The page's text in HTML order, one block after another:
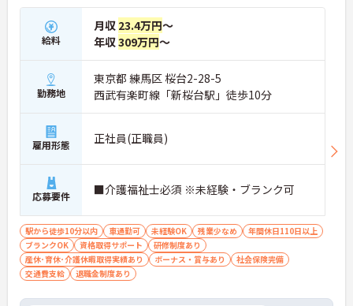
＜お持ちの資格や経験を正当に評価する給与＞
・資格手当や時間帯別手当で日々の頑張りをしっか
り還元します
・勤続年数に応じた手当があり長期的な就業モチベ
ーションを維持できます
・大手法人ならではの明確な評価軸で着実なステッ
プアップが可能です
＜ライフステージの変化に寄り添う各種手当＞
・お子様を持つ方向けの手当でご家庭との両立をバ
ックアップ♪
・充実した福利厚生で生活の基盤をサポートし安心
して働けます
＜全国展開の強みを活かした多彩なキャリア＞
・現場での経験を活かして将来はマネジメント職へ
も挑戦可能です
・事業所内での研修体制が整っており専門性をさら
に深められます
・ご自身の希望に合わせた柔軟な働き方が相談でき
腰を据えて働けます
給料
月収 23.4万円～
年収309万円～
勤務地
東京都 練馬区 桜台2-28-5
西武有楽町線「新桜台駅」徒歩10分
雇用形態 正社員(正職員)
応募要件 ■介護福祉士必須 ※未経験・ブランク可
駅から徒歩10分以内 車通勤可 未経験OK 残業少なめ
年間休日110日以上
ブランクOK
資格取得サポート
研修制度あり
産休･育休･介護休暇取得実績あり
ボーナス・賞与あり
社会保険完備
交通費支給
退職金制度あり